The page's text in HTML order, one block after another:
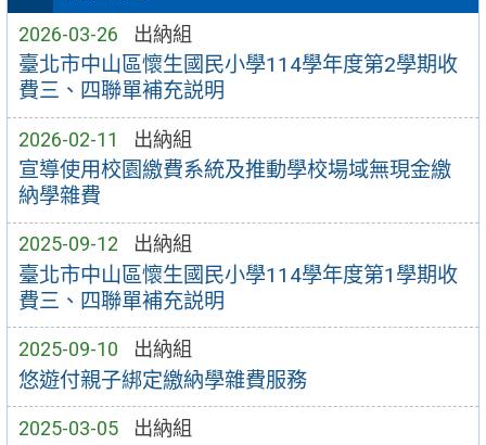
2026-03-26 出納組
臺北市中山區懷生國民小學114學年度第2學期收
費三、四聯單補充説明
2026-02-11 出納組
宣導使用校園繳費系統及推動學校場域無現金繳
納學雜費
2025-09-12 出納組
臺北市中山區懷生國民小學114學年度第1學期收
費三、四聯單補充説明
2025-09-10 出納組
悠遊付親子綁定繳納學雜費服務
2025-03-05 出納組